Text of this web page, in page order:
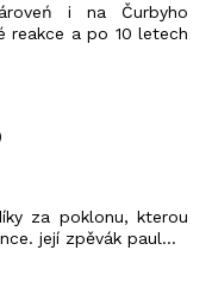
i na Čurbyho
reakce a po 10 letech
za poklonu, kterou
její zpěvák paul...